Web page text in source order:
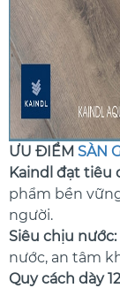
ƯU ĐIỂM SÀN
Kaindl đạt tiêu
phẩm bền
người.
Siêu chịu nước:
nước, an tâm
Quy cách dày